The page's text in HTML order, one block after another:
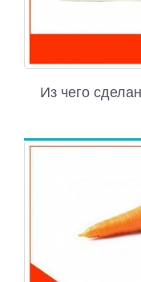
Из чего